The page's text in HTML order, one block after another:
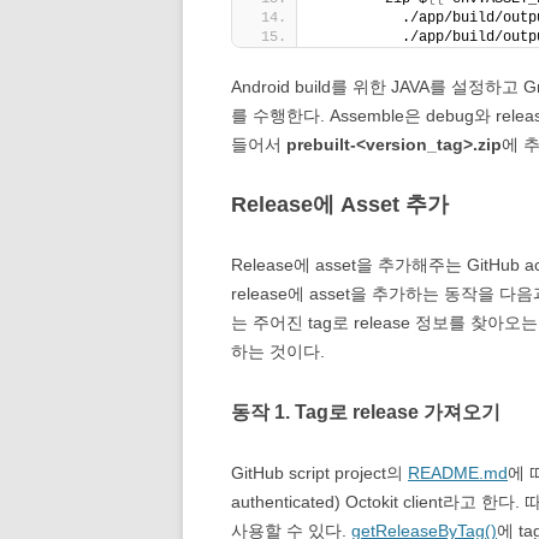
./app/build/
./app/build/
Android build를 위한 JAVA를 설정하고
를 수행한다. Assemble은 debug와
들어서 prebuilt-<version_tag>.zip에
Release에 Asset 추가
Release에 asset을 추가해주는 GitHub
release에 asset을 추가하는 동작을 다
는 주어진 tag로 release 정보를 찾아오
하는 것이다.
동작 1. Tag로 release 가져오기
GitHub script project의 README.md에
authenticated) Octokit client라고 한다.
사용할 수 있다. getReleaseByTag()에